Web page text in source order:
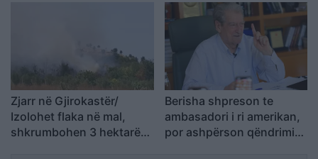
Zjarr në Gjirokastër/
Izolohet flaka në mal,
shkrumbohen 3 hektarë
Berisha shpreson te
ambasadori i ri amerikan,
por ashpërson qëndrimin